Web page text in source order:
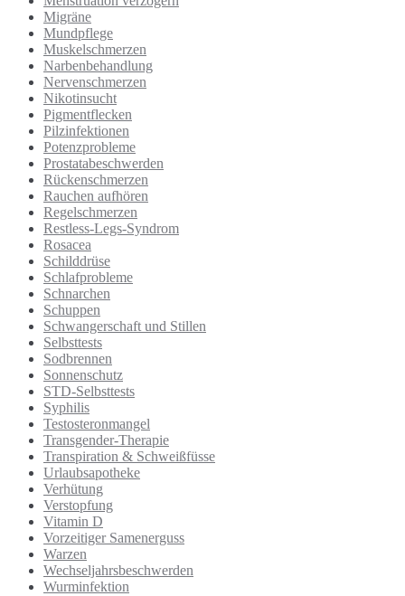
Migräne
Mundpflege
Muskelschmerzen
Narbenbehandlung
Nervenschmerzen
Nikotinsucht
Pigmentflecken
Pilzinfektionen
Potenzprobleme
Prostatabeschwerden
Rückenschmerzen
Rauchen aufhören
Regelschmerzen
Restless-Legs-Syndrom
Rosacea
Schilddrüse
Schlafprobleme
Schnarchen
Schuppen
Schwangerschaft und Stillen
Selbsttests
Sodbrennen
Sonnenschutz
STD-Selbsttests
Syphilis
Testosteronmangel
Transgender-Therapie
Transpiration & Schweißfüsse
Urlaubsapotheke
Verhütung
Verstopfung
Vitamin D
Vorzeitiger Samenerguss
Warzen
Wechseljahrsbeschwerden
Wurminfektion